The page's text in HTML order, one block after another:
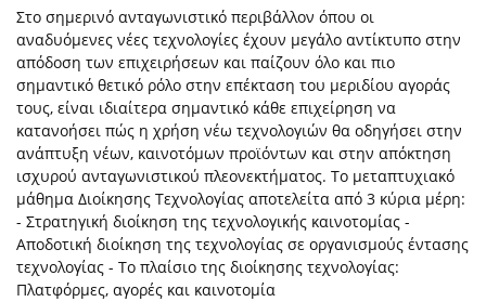
Στο σημερινό ανταγωνιστικό περιβάλλον όπου οι
αναδυόμενες νέες τεχνολογίες έχουν μεγάλο αντίκτυπο στην
απόδοση των επιχειρήσεων και παίζουν όλο και πιο
σημαντικό θετικό ρόλο στην επέκταση του μεριδίου αγοράς
τους, είναι ιδιαίτερα σημαντικό κάθε επιχείρηση να
κατανοήσει πώς η χρήση νέω τεχνολογιών θα οδηγήσει στην
ανάπτυξη νέων, καινοτόμων προϊόντων και στην απόκτηση
ισχυρού ανταγωνιστικού πλεονεκτήματος. Το μεταπτυχιακό
μάθημα Διοίκησης Τεχνολογίας αποτελείτα από 3 κύρια μέρη:
- Στρατηγική διοίκηση της τεχνολογικής καινοτομίας -
Αποδοτική διοίκηση της τεχνολογίας σε οργανισμούς έντασης
τεχνολογίας - Το πλαίσιο της διοίκησης τεχνολογίας:
Πλατφόρμες, αγορές και καινοτομία